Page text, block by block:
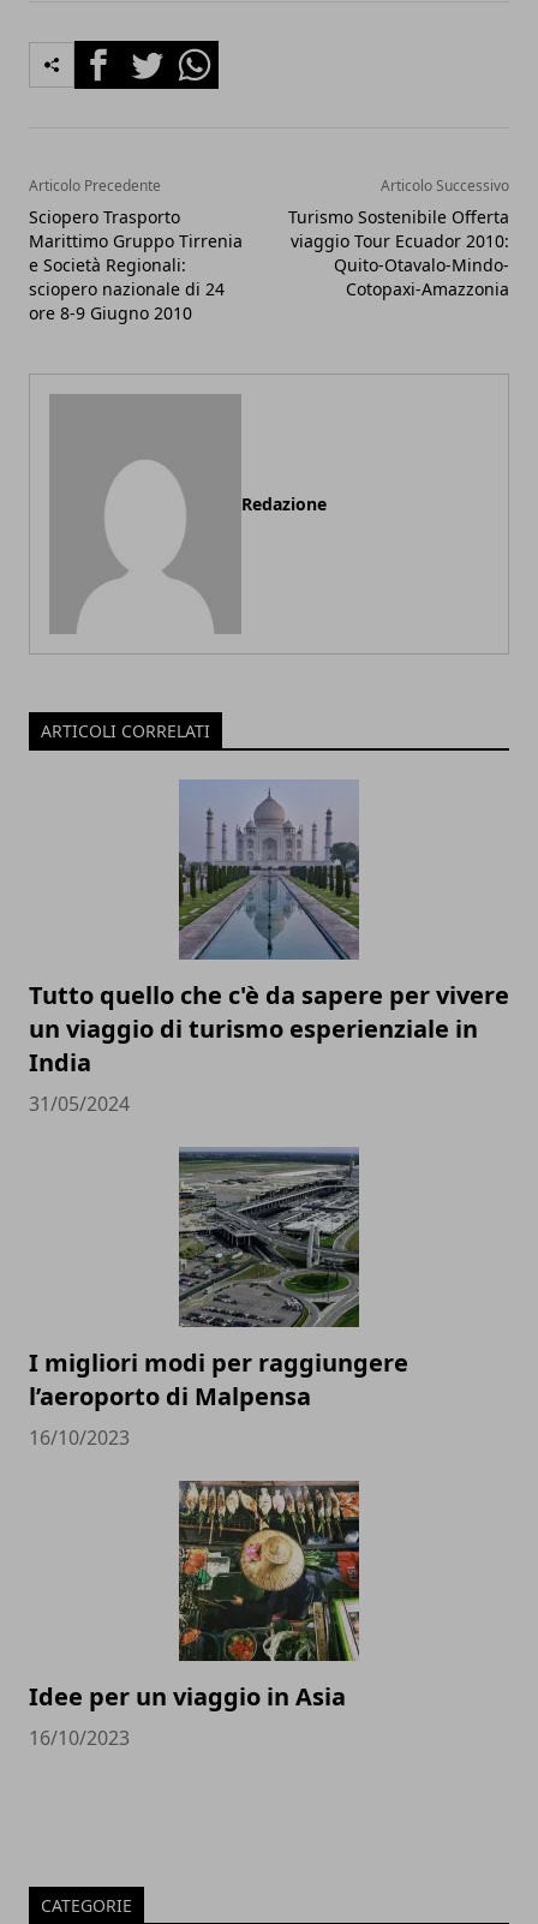
FacebookTwitterWhatsapp
Articolo Precedente
Sciopero Trasporto
Marittimo Gruppo Tirrenia
e Società Regionali:
sciopero nazionale di 24
ore 8-9 Giugno 2010
Articolo Successivo
Turismo Sostenibile Offerta
viaggio Tour Ecuador 2010:
Quito-Otavalo-Mindo-
Cotopaxi-Amazzonia
Redazione
ARTICOLI CORRELATI
Tutto quello che c'è da sapere per vivere
un viaggio di turismo esperienziale in
India
31/05/2024
I migliori modi per raggiungere
l’aeroporto di Malpensa
16/10/2023
Idee per un viaggio in Asia
16/10/2023
CATEGORIE